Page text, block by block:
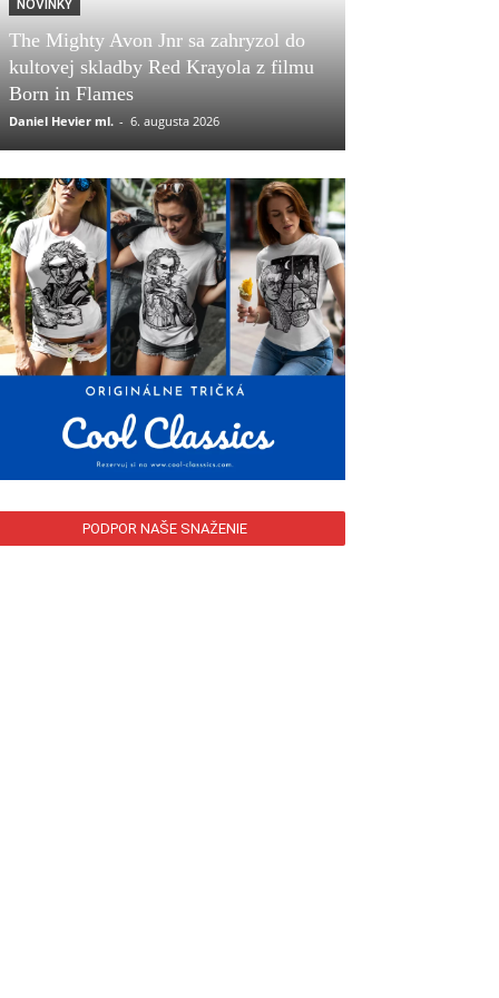
NOVINKY
The Mighty Avon Jnr sa zahryzol do
kultovej skladby Red Krayola z filmu
Born in Flames
Daniel Hevier ml. - 6. augusta 2026
PODPOR NAŠE SNAŽENIE